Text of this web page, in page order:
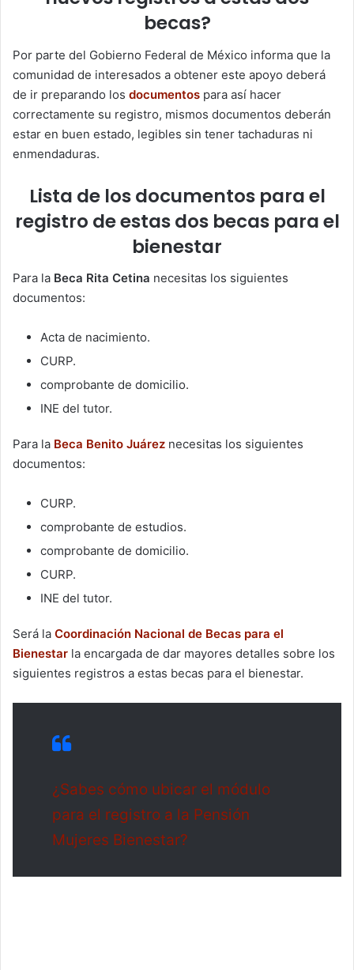
becas?
Por parte del Gobierno Federal de México informa que la
comunidad de interesados a obtener este apoyo deberá
de ir preparando los documentos para así hacer
correctamente su registro, mismos documentos deberán
estar en buen estado, legibles sin tener tachaduras ni
enmendaduras.
Lista de los documentos para el
registro de estas dos becas para el
bienestar
Para la Beca Rita Cetina necesitas los siguientes
documentos:
Acta de nacimiento.
CURP.
comprobante de domicilio.
INE del tutor.
Para la Beca Benito Juárez necesitas los siguientes
documentos:
CURP.
comprobante de estudios.
comprobante de domicilio.
CURP.
INE del tutor.
Será la Coordinación Nacional de Becas para el
Bienestar la encargada de dar mayores detalles sobre los
siguientes registros a estas becas para el bienestar.
¿Sabes cómo ubicar el módulo
para el registro a la Pensión
Mujeres Bienestar?